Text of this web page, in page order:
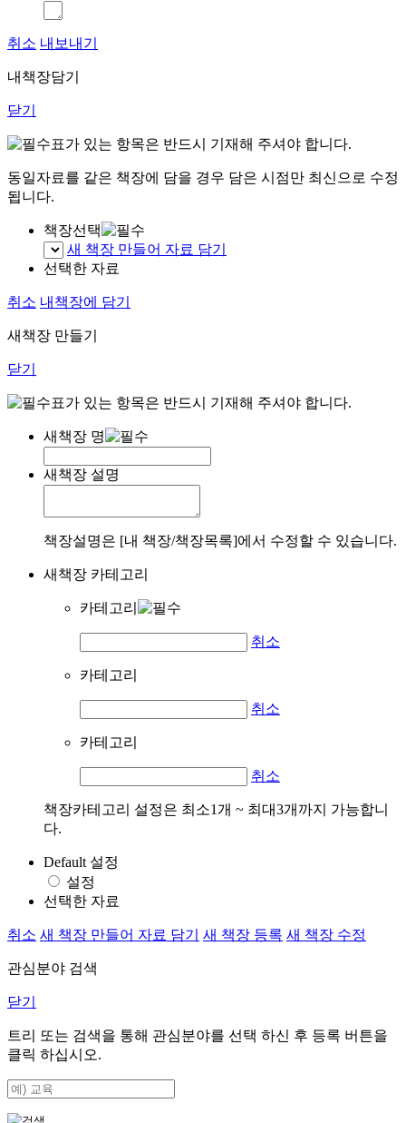
취소 내보내기
내책장담기
닫기
표가 있는 항목은 반드시 기재해 주셔야 합니다.
동일자료를 같은 책장에 담을 경우 담은 시점만 최신으로 수정
됩니다.
책장선택
새 책장 만들어 자료 담기
선택한 자료
취소 내책장에 담기
새책장 만들기
닫기
표가 있는 항목은 반드시 기재해 주셔야 합니다.
새책장 명
새책장 설명
책장설명은 [내 책장/책장목록]에서 수정할 수 있습니다.
새책장 카테고리
카테고리
취소
카테고리
취소
카테고리
취소
책장카테고리 설정은 최소1개 ~ 최대3개까지 가능합니
다.
Default 설정
설정
선택한 자료
취소 새 책장 만들어 자료 담기 새 책장 등록 새 책장 수정
관심분야 검색
닫기
트리 또는 검색을 통해 관심분야를 선택 하신 후 등록 버튼을
클릭 하십시오.